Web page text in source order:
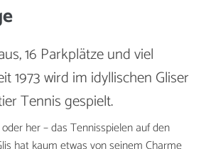
16 Parkplätze und viel
1973 wird im idyllischen Gliser
Tennis gespielt.
her – das Tennisspielen auf den